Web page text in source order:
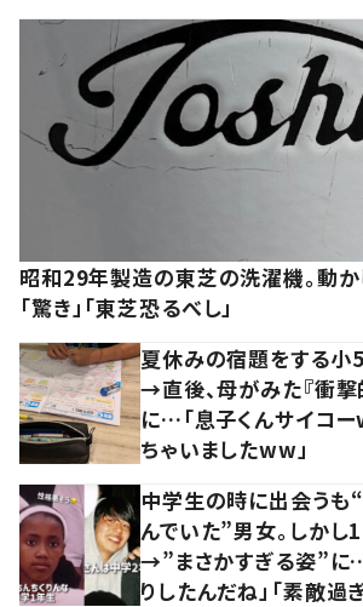
昭和29年製造の東芝の洗濯機。動
「驚き」「東芝恐るべし」
夏休みの宿題をする小
→直後、母がみた『衝撃
に…「息子くんサイコー
ちゃいましたww」
中学生の時に出会うも
んでいた”男女。しか
→”まさかすぎる姿”に
りしたんだね」「素敵過